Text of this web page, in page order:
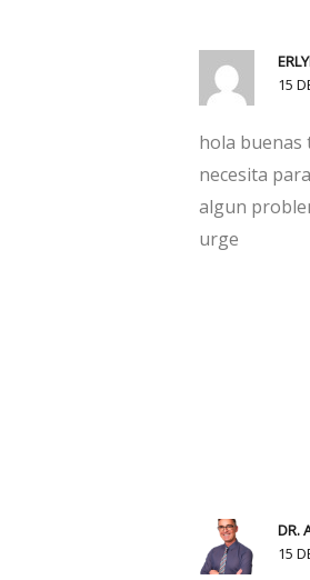
15
hola buenas
necesita
algun
urge
DR.
15